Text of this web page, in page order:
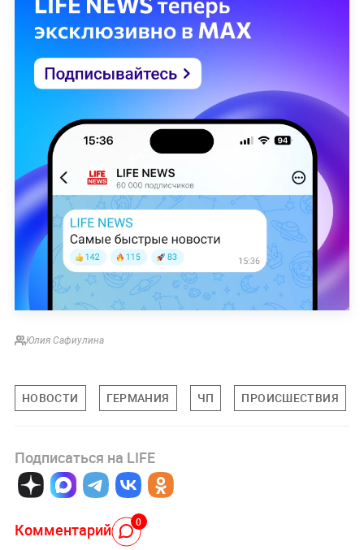
Юлия Сафиулина
НОВОСТИ ГЕРМАНИЯ ЧП ПРОИСШЕСТВИЯ
Подписаться на LIFE
Комментарий 0